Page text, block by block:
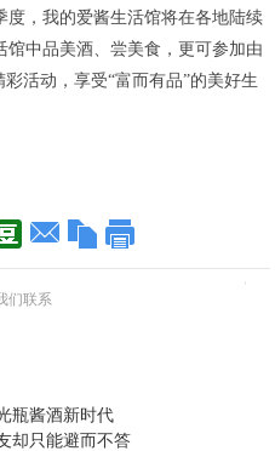
度，我的爱酱生活馆将在各地陆续
中品美酒、尝美食，更可参加由
活动，享受“富而有品”的美好生
们联系
瓶酱酒新时代
却只能避而不答